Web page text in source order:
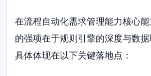
在流程自动化需求管理能力核心
的强项在于规则引擎的深度与数据
具体体现在以下关键落地点：